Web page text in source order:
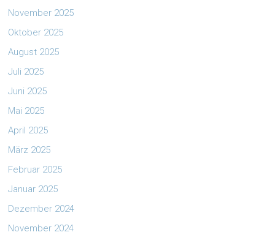
November 2025
Oktober 2025
August 2025
Juli 2025
Juni 2025
Mai 2025
April 2025
März 2025
Februar 2025
Januar 2025
Dezember 2024
November 2024